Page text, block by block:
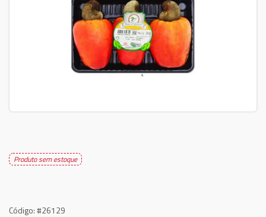
Produto sem estoque
Código:#26129